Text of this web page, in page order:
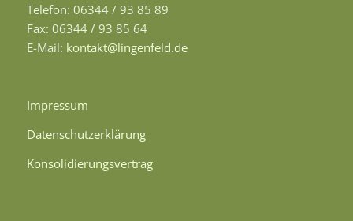
Telefon: 06344 / 93 85 89
Fax: 06344 / 93 85 64
E-Mail: kontakt@lingenfeld.de
Impressum
Datenschutzerklärung
Konsolidierungsvertrag